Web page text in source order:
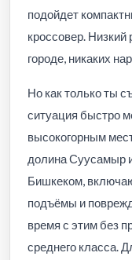
подойдет
кроссовер. Низкий
городе, никаких
Но как только ты
ситуация быстро
высокогорным
долина Суусамыр
Бишкеком,
подъёмы и
время с этим без
среднего класса.